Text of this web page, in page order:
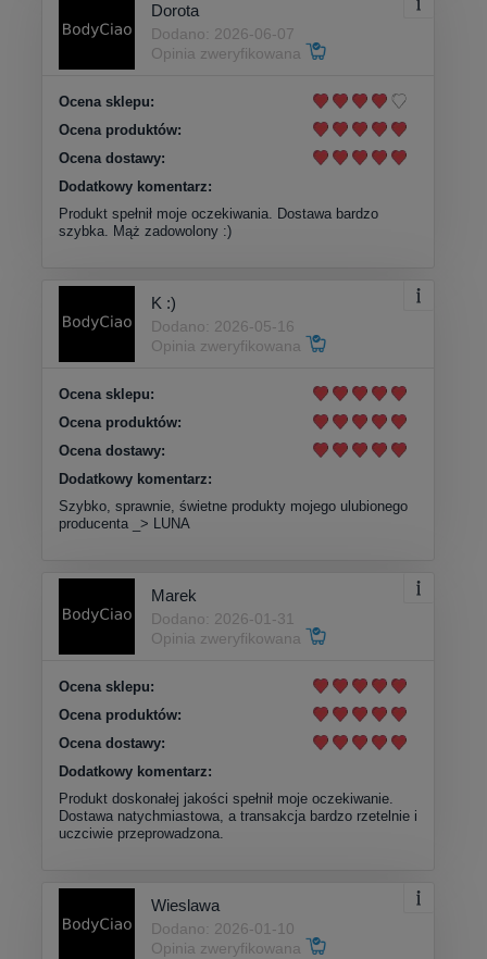
Dorota
Dodano: 2026-06-07
Opinia zweryfikowana
Ocena sklepu:
Ocena produktów:
Ocena dostawy:
Dodatkowy komentarz:
Produkt spełnił moje oczekiwania. Dostawa bardzo
szybka. Mąż zadowolony :)
K :)
Dodano: 2026-05-16
Opinia zweryfikowana
Ocena sklepu:
Ocena produktów:
Ocena dostawy:
Dodatkowy komentarz:
Szybko, sprawnie, świetne produkty mojego ulubionego
producenta _> LUNA
Marek
Dodano: 2026-01-31
Opinia zweryfikowana
Ocena sklepu:
Ocena produktów:
Ocena dostawy:
Dodatkowy komentarz:
Produkt doskonałej jakości spełnił moje oczekiwanie.
Dostawa natychmiastowa, a transakcja bardzo rzetelnie i
uczciwie przeprowadzona.
Wieslawa
Dodano: 2026-01-10
Opinia zweryfikowana